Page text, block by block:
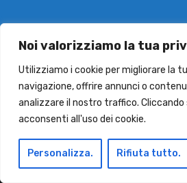
Noi valorizziamo la tua
Utilizziamo i cookie per migliorare la
navigazione, offrire annunci o
analizzare il nostro traffico.
acconsenti all'uso dei cookie.
Personalizza. Rifiuta tutto.
Termini e Condizioni
Contatti